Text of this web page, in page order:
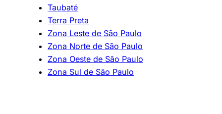
Taubaté
Terra Preta
Zona Leste de São Paulo
Zona Norte de São Paulo
Zona Oeste de São Paulo
Zona Sul de São Paulo